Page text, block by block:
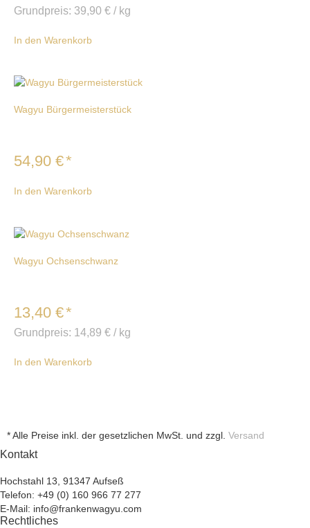
Grundpreis: 39,90 € / kg
In den Warenkorb
Wagyu Bürgermeisterstück
54,90 €*
In den Warenkorb
Wagyu Ochsenschwanz
13,40 €*
Grundpreis: 14,89 € / kg
In den Warenkorb
* Alle Preise inkl. der gesetzlichen MwSt. und zzgl. Versand
Kontakt
Hochstahl 13, 91347 Aufseß
Telefon: +49 (0) 160 966 77 277
E-Mail: info@frankenwagyu.com
Rechtliches